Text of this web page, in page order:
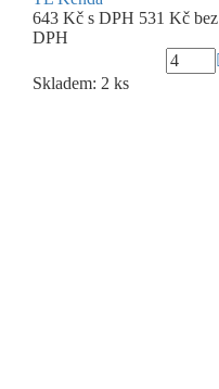
643 Kč s DPH 531 Kč bez
DPH
Skladem: 2 ks